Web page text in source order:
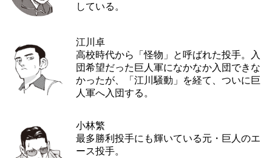
している。
江川卓
高校時代から「怪物」と呼ばれた投手。入
団希望だった巨人軍になかなか入団できな
かったが、「江川騒動」を経て、ついに巨
人軍へ入団する。
小林繁
最多勝利投手にも輝いている元・巨人のエ
ース投手。